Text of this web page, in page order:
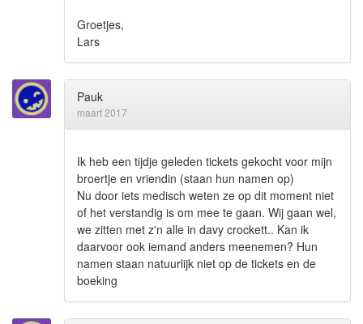
Groetjes,
Lars
Pauk
maart 2017
Ik heb een tijdje geleden tickets gekocht voor mijn
broertje en vriendin (staan hun namen op)
Nu door iets medisch weten ze op dit moment niet
of het verstandig is om mee te gaan. Wij gaan wel,
we zitten met z'n alle in davy crockett.. Kan ik
daarvoor ook iemand anders meenemen? Hun
namen staan natuurlijk niet op de tickets en de
boeking